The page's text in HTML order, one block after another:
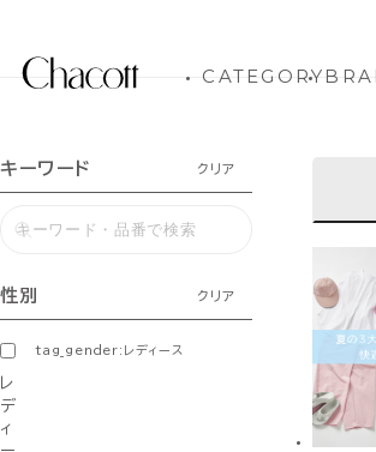
CATEGORY
キーワード クリア
性別 クリア
tag_gender:レディース
レ
デ
ィ